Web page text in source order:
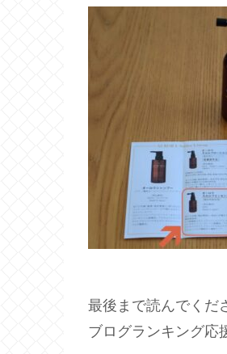
最後まで読んでくだ
ブログランキング応